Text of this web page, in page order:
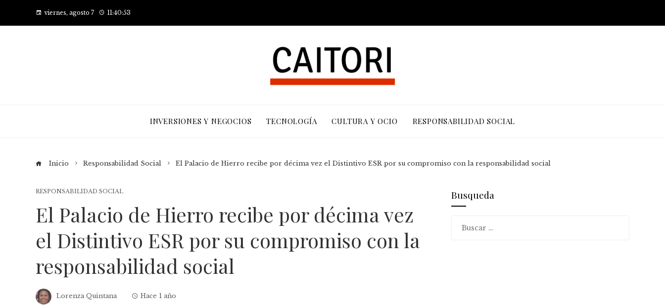
viernes, agosto 7 11:40:53
INVERSIONES Y NEGOCIOS TECNOLOGÍA CULTURA Y OCIO RESPONSABILIDAD SOCIAL
Inicio Responsabilidad Social El Palacio de Hierro recibe por décima vez el Distintivo ESR por su compromiso con la responsabilidad social
RESPONSABILIDAD SOCIAL
El Palacio de Hierro recibe por décima vez
el Distintivo ESR por su compromiso con la
responsabilidad social
Lorenza Quintana Hace 1 año
Busqueda